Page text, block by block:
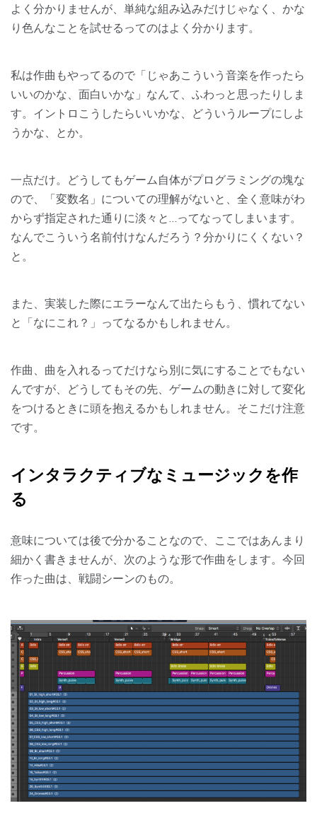
よく分かりませんが、単純な組み込みだけじゃなく、かな
り色んなことを試せるってのはよく分かります。
私は作曲もやってるので「じゃあこういう音楽を作ったら
いいのかな、面白いかな」なんて、ふわっと思ったりしま
す。イントロこうしたらいいかな、どういうループにしよ
うかな、とか。
一点だけ。どうしてもゲーム自体がプログラミングの塊な
ので、「変数名」についての理解がないと、全く意味がわ
からず指定された通りに淡々と…ってなってしまいます。
なんでこういう名前付けなんだろう？分かりにくくない？
と。
また、実装した際にエラーなんて出たらもう、慣れてない
と「なにこれ？」ってなるかもしれません。
作曲、曲を入れるってだけなら別に気にすることでもない
んですが、どうしてもその先、ゲームの動きに対して変化
をつけるときに頭を抱えるかもしれません。そこだけ注意
です。
インタラクティブなミュージックを作
る
意味については後で分かることなので、ここではあんまり
細かく書きませんが、次のような形で作曲をします。今回
作った曲は、戦闘シーンのもの。